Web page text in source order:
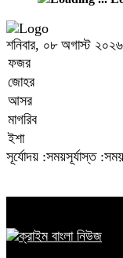
শনিবার, ০৮ অগাস্ট
ফজর
জোহর
আসর
মাগরিব
ইশা
সূর্যোদয় :সময়সূর্যাস্ত :সময়